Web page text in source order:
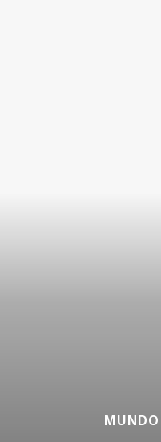
MUNDO